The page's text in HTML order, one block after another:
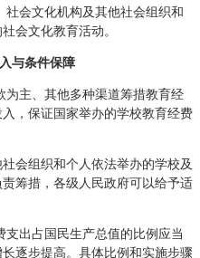
会文化机构及其他社会组织和
会文化教育活动。
与条件保障
主、其他多种渠道筹措教育经
，保证国家举办的学校教育经费
组织和个人依法举办的学校及
筹措，各级人民政府可以给予适
出占国民生产总值的比例应当
逐步提高。具体比例和实施步骤